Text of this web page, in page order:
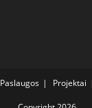
Paslaugos Projektai